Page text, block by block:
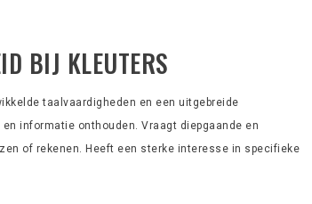
BIJ KLEUTERS
taalvaardigheden en een uitgebreide
informatie onthouden. Vraagt diepgaande en
of rekenen. Heeft een sterke interesse in specifieke